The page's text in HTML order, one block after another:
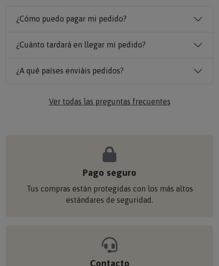
¿Cómo puedo pagar mi pedido?
¿Cuánto tardará en llegar mi pedido?
¿A qué países enviáis pedidos?
Ver todas las preguntas frecuentes
Pago seguro
Tus compras están protegidas con los más altos
estándares de seguridad.
Contacto